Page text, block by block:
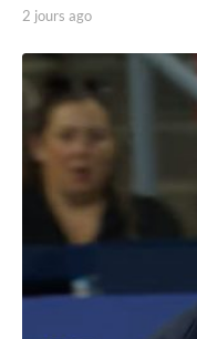
2 jours ago
o
u
r
a